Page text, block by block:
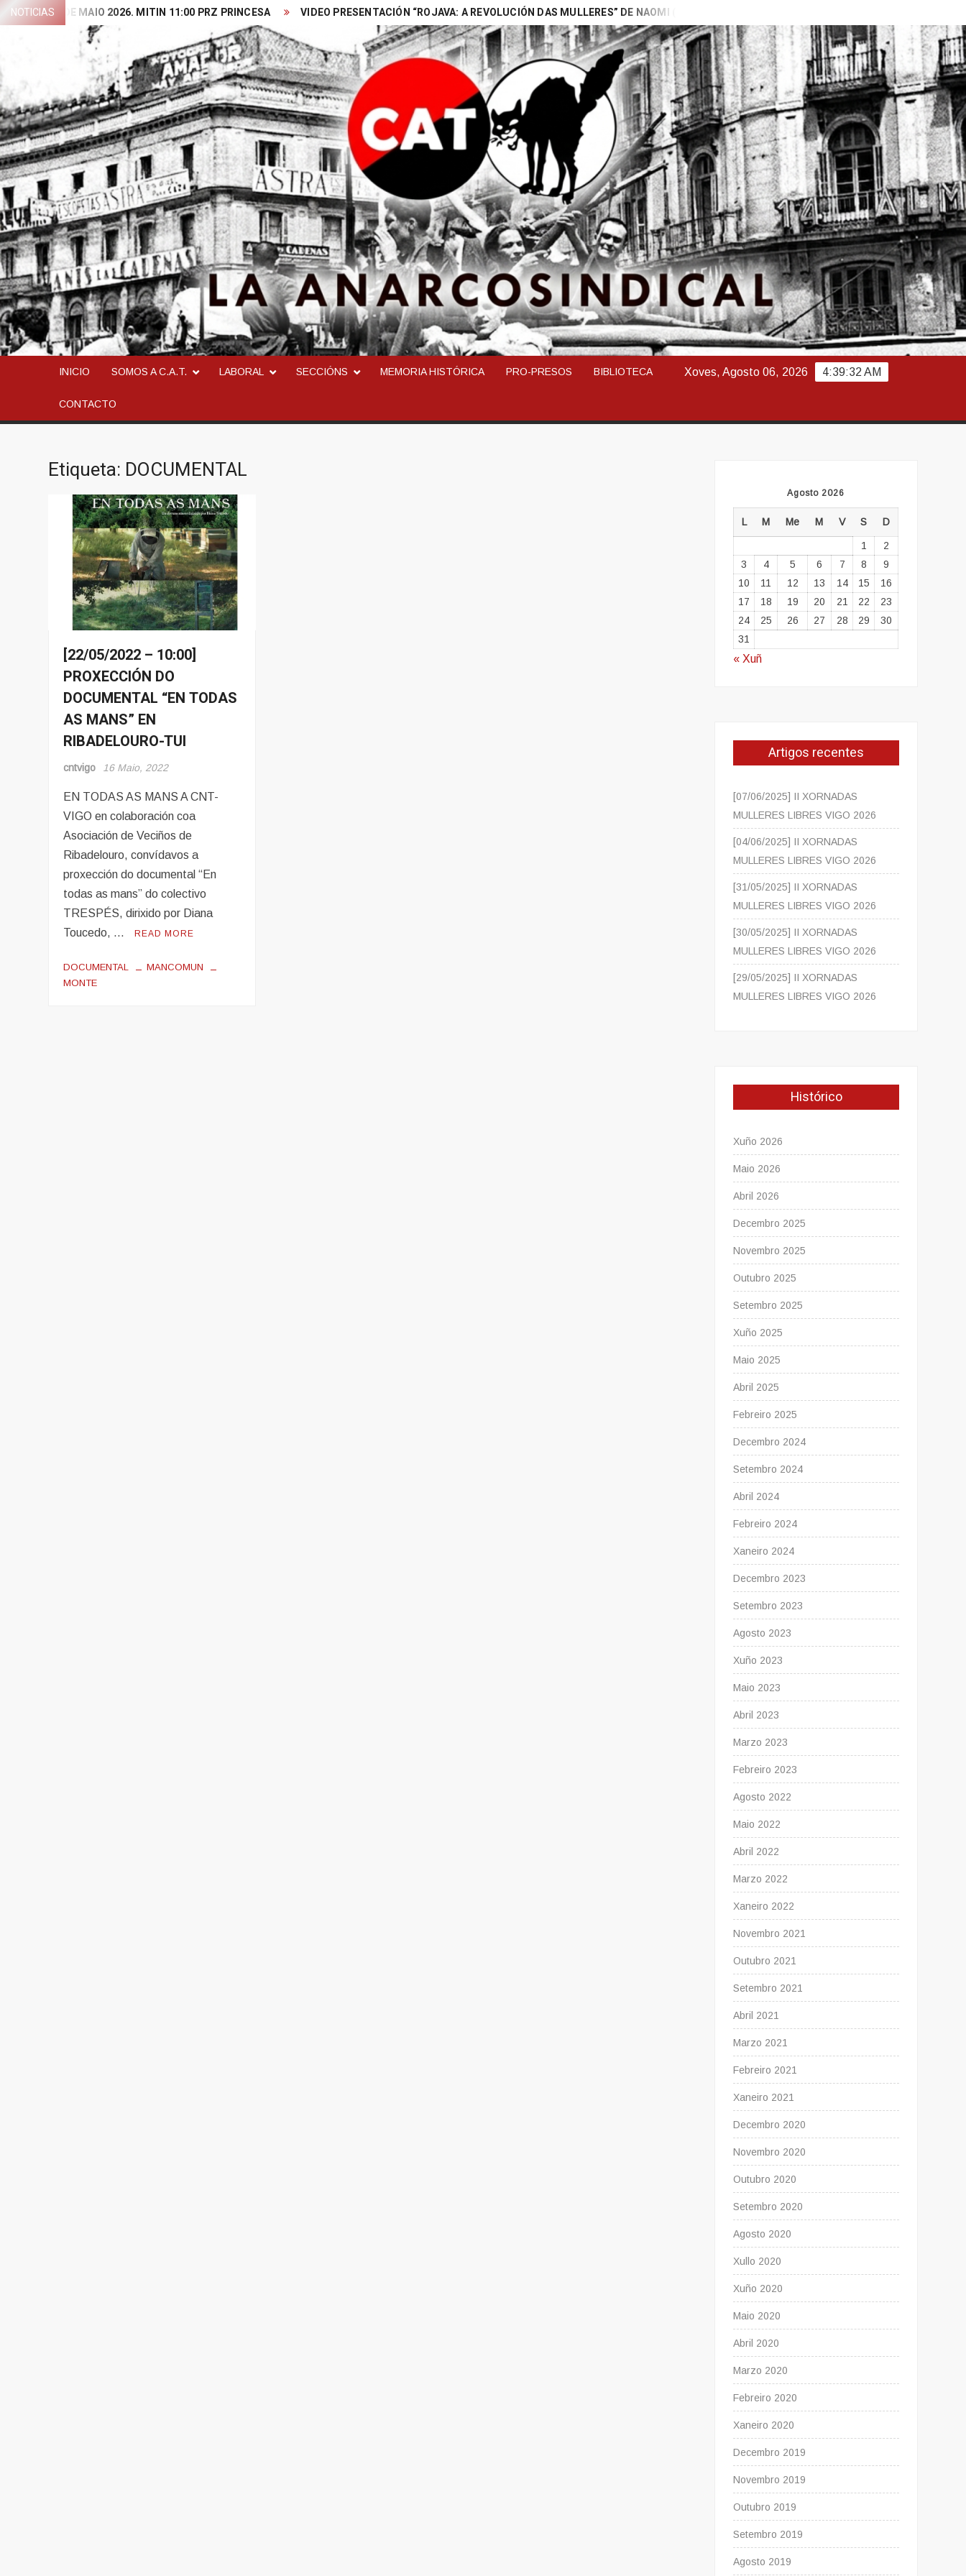
Skip
to
NOTICIAS
1 DE MAIO 2026. MITIN 11:00 PRZ PRINCESA VIDEO PRESENTACIÓN “ROJAVA: A REVOLUCIÓN DAS MULLERES” DE NAOMI (BARAN GALIZA)
Search
CONFEDERACION ANARCOSINDICAL DEL TRABAJO
INICIO SOMOS A C.A.T. LABORAL SECCIÓNS MEMORIA HISTÓRICA PRO-PRESOS BIBLIOTECA
CONTACTO
4:39:33 AM
Xoves, Agosto 06, 2026
Etiqueta: DOCUMENTAL
Eventos
[22/05/2022 – 10:00]
PROXECCIÓN DO
DOCUMENTAL “EN TODAS
AS MANS” EN
RIBADELOURO-TUI
cntvigo 16 Maio, 2022
EN TODAS AS MANS A CNT-
VIGO en colaboración coa
Asociación de Veciños de
Ribadelouro, convídavos a
proxección do documental “En
todas as mans” do colectivo
TRESPÉS, dirixido por Diana
Toucedo, …
READ MORE
DOCUMENTAL
MANCOMUN
MONTE
Agosto 2026
L M Me M V S D
1
2
3
4 5 6 7 8
9
10
11 12 13 14 15
16
17
18 19 20 21 22
23
24
25 26 27 28 29
30
31
« Xuñ
Artigos recentes
[07/06/2025] II XORNADAS
MULLERES LIBRES VIGO 2026
[04/06/2025] II XORNADAS
MULLERES LIBRES VIGO 2026
[31/05/2025] II XORNADAS
MULLERES LIBRES VIGO 2026
[30/05/2025] II XORNADAS
MULLERES LIBRES VIGO 2026
[29/05/2025] II XORNADAS
MULLERES LIBRES VIGO 2026
Histórico
Xuño 2026
Maio 2026
Abril 2026
Decembro 2025
Novembro 2025
Outubro 2025
Setembro 2025
Xuño 2025
Maio 2025
Abril 2025
Febreiro 2025
Decembro 2024
Setembro 2024
Abril 2024
Febreiro 2024
Xaneiro 2024
Decembro 2023
Setembro 2023
Agosto 2023
Xuño 2023
Maio 2023
Abril 2023
Marzo 2023
Febreiro 2023
Agosto 2022
Maio 2022
Abril 2022
Marzo 2022
Xaneiro 2022
Novembro 2021
Outubro 2021
Setembro 2021
Abril 2021
Marzo 2021
Febreiro 2021
Xaneiro 2021
Decembro 2020
Novembro 2020
Outubro 2020
Setembro 2020
Agosto 2020
Xullo 2020
Xuño 2020
Maio 2020
Abril 2020
Marzo 2020
Febreiro 2020
Xaneiro 2020
Decembro 2019
Novembro 2019
Outubro 2019
Setembro 2019
Agosto 2019